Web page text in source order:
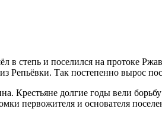
степь и поселился на протоке
Репьёвки. Так постепенно вырос
Крестьяне долгие годы вели
первожителя и основателя